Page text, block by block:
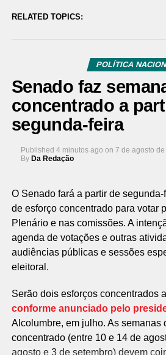
RELATED TOPICS:
POLÍTICA
Senado faz
concentrado a
segunda-feira
Published 4 minutos ago on 7 de agosto
By Da Redação
O Senado fará a partir de
de esforço concentrado para votar
Plenário e nas comissões. A
agenda de votações e outras
audiências públicas e sessões
eleitoral.
Serão dois esforços concentrados
conforme anunciado pelo
Alcolumbre, em julho. As semanas
concentrado (entre 10 e 14 de
agosto e 3 de setembro) devem